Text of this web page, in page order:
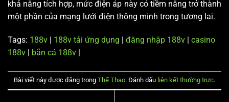
khả năng tích hợp, mức điện áp này có tiềm năng trở thành
một phần của mạng lưới điện thông minh trong tương lai.
Tags: 188v 188v tải ứng dụng đăng nhập 188v
casino
188v
bắn cá 188v
Bài viết này được đăng trong Thể Thao. Đánh dấu liên kết thường trực.